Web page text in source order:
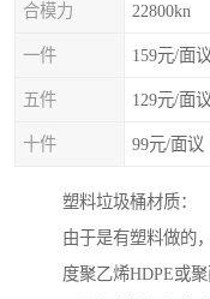
合模力 22800kn
一件 159元/面议
五件 129元/面议
十件 99元/面议
塑料垃圾桶材质：
由于是有塑料做的
度聚乙烯HDPE或